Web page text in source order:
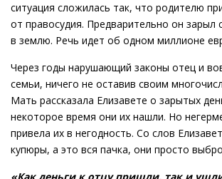
ситуация сложилась так, что родителю
от правосудия. Предварительно он зарыл
в землю. Речь идет об одном миллионе
Через годы нарушающий законы отец и
семьи, ничего не оставив своим
Мать рассказала Елизавете о зарытых
некоторое время они их нашли. Но
привела их в негодность. Со слов
купюры, а это вся пачка, они просто